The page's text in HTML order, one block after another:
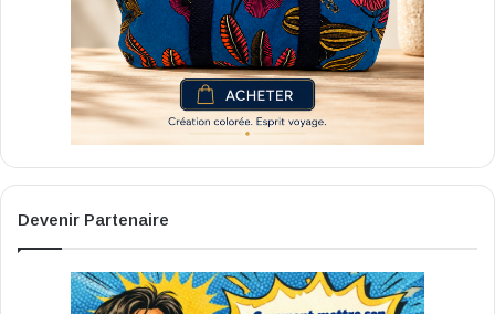
Devenir Partenaire